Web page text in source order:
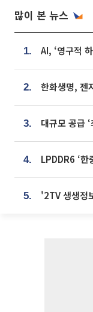
많이 본 뉴스
1.
2.
3.
4. LPDDR6 ‘한
5.